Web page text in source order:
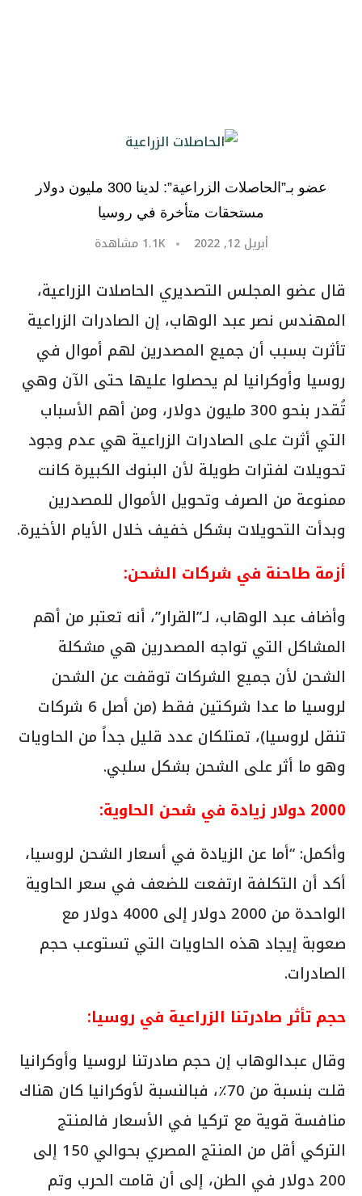
عضو بـ”الحاصلات الزراعية”: لدينا 300 مليون دولار
مستحقات متأخرة في روسيا
أبريل 12, 2022 1.1K مشاهدة
قال عضو المجلس التصديري الحاصلات الزراعية،
المهندس نصر عبد الوهاب، إن الصادرات الزراعية
تأثرت بسبب أن جميع المصدرين لهم أموال في
روسيا وأوكرانيا لم يحصلوا عليها حتى الآن وهي
تُقدر بنحو 300 مليون دولار، ومن أهم الأسباب
التي أثرت على الصادرات الزراعية هي عدم وجود
تحويلات لفترات طويلة لأن البنوك الكبيرة كانت
ممنوعة من الصرف وتحويل الأموال للمصدرين
وبدأت التحويلات بشكل خفيف خلال الأيام الأخيرة.
أزمة طاحنة في شركات الشحن:
وأضاف عبد الوهاب، لـ”القرار”، أنه تعتبر من أهم
المشاكل التي تواجه المصدرين هي مشكلة
الشحن لأن جميع الشركات توقفت عن الشحن
لروسيا ما عدا شركتين فقط (من أصل 6 شركات
تنقل لروسيا)، تمتلكان عدد قليل جداً من الحاويات
وهو ما أثر على الشحن بشكل سلبي.
2000 دولار زيادة في شحن الحاوية:
وأكمل: “أما عن الزيادة في أسعار الشحن لروسيا،
أكد أن التكلفة ارتفعت للضعف في سعر الحاوية
الواحدة من 2000 دولار إلى 4000 دولار مع
صعوبة إيجاد هذه الحاويات التي تستوعب حجم
الصادرات.
حجم تأثر صادرتنا الزراعية في روسيا:
وقال عبدالوهاب إن حجم صادرتنا لروسيا وأوكرانيا
قلت بنسبة من 70٪، فبالنسبة لأوكرانيا كان هناك
منافسة قوية مع تركيا في الأسعار فالمنتج
التركي أقل من المنتج المصري بحوالي 150 إلى
200 دولار في الطن، إلى أن قامت الحرب وتم